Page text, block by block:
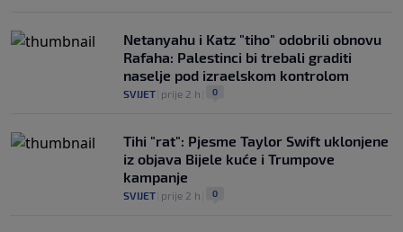
Netanyahu i Katz "tiho" odobrili obnovu
Rafaha: Palestinci bi trebali graditi
naselje pod izraelskom kontrolom
SVIJET prije 2 h 0
Tihi "rat": Pjesme Taylor Swift uklonjene
iz objava Bijele kuće i Trumpove
kampanje
SVIJET prije 2 h 0